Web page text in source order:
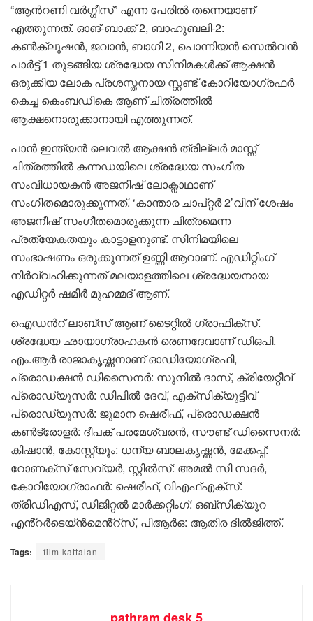
“ആൻറണി വർഗ്ഗീസ്” എന്ന പേരിൽ തന്നെയാണ്
എത്തുന്നത്. ഓങ്-ബാക്ക് 2, ബാഹുബലി-2:
കൺക്ലൂഷൻ, ജവാൻ, ബാഗി 2, പൊന്നിയൻ സെൽവൻ
പാർട്ട് 1 തുടങ്ങിയ ശ്രദ്ധേയ സിനിമകൾക്ക് ആക്ഷൻ
ഒരുക്കിയ ലോക പ്രശസ്തനായ സ്റ്റണ്ട് കോറിയോഗ്രഫർ
കെച്ച കെംബഡികെ ആണ് ചിത്രത്തിൽ
ആക്ഷനൊരുക്കാനായി എത്തുന്നത്.
പാൻ ഇന്ത്യൻ ലെവൽ ആക്ഷൻ ത്രില്ലർ മാസ്സ്
ചിത്രത്തിൽ കന്നഡയിലെ ശ്രദ്ധേയ സംഗീത
സംവിധായകൻ അജനീഷ് ലോക്നാഥാണ്
സംഗീതമൊരുക്കുന്നത്. ‘കാന്താര ചാപ്റ്റർ 2’വിന് ശേഷം
അജനീഷ് സംഗീതമൊരുക്കുന്ന ചിത്രമെന്ന
പ്രത്യേകതയും കാട്ടാളനുണ്ട്. സിനിമയിലെ
സംഭാഷണം ഒരുക്കുന്നത് ഉണ്ണി ആറാണ്. എഡിറ്റിംഗ്
നിർവ്വഹിക്കുന്നത് മലയാളത്തിലെ ശ്രദ്ധേയനായ
എഡിറ്റർ ഷമീർ മുഹമ്മദ് ആണ്.
ഐഡൻറ് ലാബ്സ് ആണ് ടൈറ്റിൽ ഗ്രാഫിക്സ്.
ശ്രദ്ധേയ ഛായാഗ്രാഹകൻ രെണദേവാണ് ഡിഒപി.
എം.ആർ രാജാകൃഷ്ണനാണ് ഓഡിയോഗ്രഫി,
പ്രൊഡക്ഷൻ ഡിസൈനർ: സുനിൽ ദാസ്, ക്രിയേറ്റീവ്
പ്രൊഡ്യൂസർ: ഡിപിൽ ദേവ്, എക്സിക്യുട്ടീവ്
പ്രൊഡ്യൂസർ: ജുമാന ഷെരീഫ്, പ്രൊഡക്ഷൻ
കൺട്രോളർ: ദീപക് പരമേശ്വരൻ, സൗണ്ട് ഡിസൈനർ:
കിഷാൻ, കോസ്റ്റ്യൂം: ധന്യ ബാലകൃഷ്ണൻ, മേക്കപ്പ്:
റോണക്സ് സേവ്യർ, സ്റ്റിൽസ്: അമൽ സി സദർ,
കോറിയോഗ്രാഫർ: ഷെരീഫ്, വിഎഫ്എക്സ്:
ത്രീഡിഎസ്, ഡിജിറ്റൽ മാർക്കറ്റിംഗ്: ഒബ്സിക്യൂറ
എൻ്റർടെയ്ൻമെൻ്റ്സ്, പിആർഒ: ആതിര ദിൽജിത്ത്.
Tags: film kattalan